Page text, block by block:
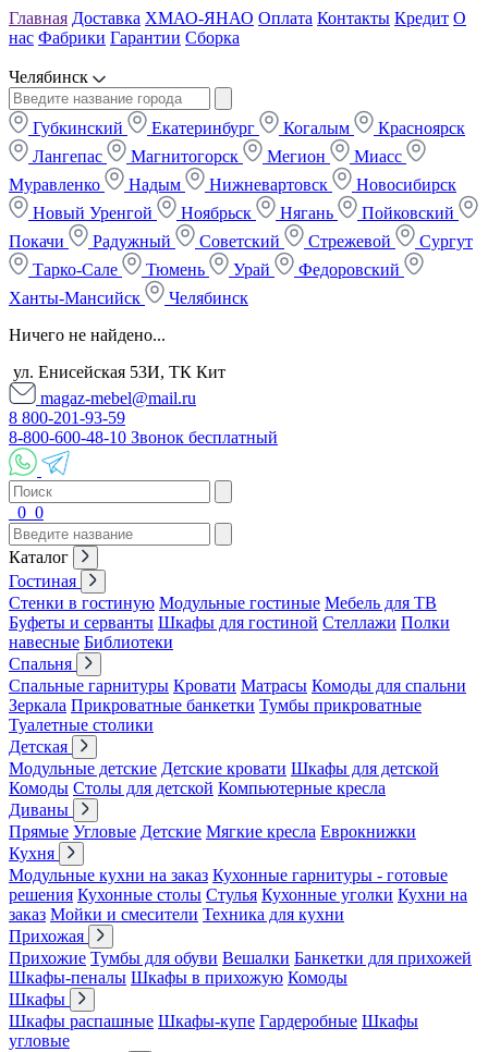
Главная Доставка ХМАО-ЯНАО Оплата Контакты Кредит О
нас Фабрики Гарантии Сборка
Челябинск
Губкинский Екатеринбург Когалым
Красноярск
Лангепас
Магнитогорск Мегион
Миасс
Муравленко
Надым Нижневартовск
Новосибирск
Новый Уренгой
Ноябрьск Нягань
Пойковский
Покачи
Радужный Советский Стрежевой
Сургут
Тарко-Сале
Тюмень Урай
Федоровский
Ханты-Мансийск
Челябинск
Ничего не найдено...
ул. Енисейская 53И, ТК Кит
magaz-mebel@mail.ru
8 800-201-93-59
8-800-600-48-10 Звонок бесплатный
0 0
Каталог
Гостиная
Стенки в гостиную Модульные гостиные Мебель для ТВ
Буфеты и серванты Шкафы для гостиной Стеллажи Полки
навесные Библиотеки
Спальня
Спальные гарнитуры Кровати Матрасы Комоды для спальни
Зеркала Прикроватные банкетки Тумбы прикроватные
Туалетные столики
Детская
Модульные детские Детские кровати Шкафы для детской
Комоды Столы для детской Компьютерные кресла
Диваны
Прямые Угловые Детские Мягкие кресла Еврокнижки
Кухня
Модульные кухни на заказ Кухонные гарнитуры - готовые
решения Кухонные столы Стулья Кухонные уголки Кухни на
заказ Мойки и смесители Техника для кухни
Прихожая
Прихожие Тумбы для обуви Вешалки Банкетки для прихожей
Шкафы-пеналы Шкафы в прихожую Комоды
Шкафы
Шкафы распашные Шкафы-купе Гардеробные Шкафы
угловые